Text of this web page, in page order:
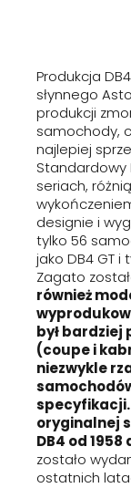
Produkcja
słynnego
produkcji
samochody,
najlepiej
Standardowy
seriach,
designie i
tylko 56
jako DB4 GT i
Zagato
również
był bardziej
(coupe i
niezwykle
oryginalnej
DB4 od 1958
zostało
ostatnich